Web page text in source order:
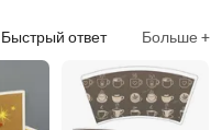
Быстрый ответ Больше +